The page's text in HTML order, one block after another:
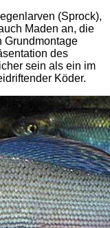
(Sprock),
Maden an, die
Grundmontage
des
sein als ein im
Köder.